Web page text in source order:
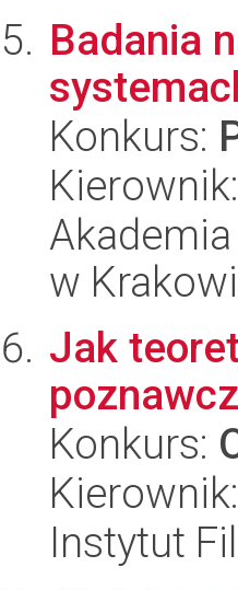
Badania
Konkurs:
w
Jak
Konkurs:
Instytut